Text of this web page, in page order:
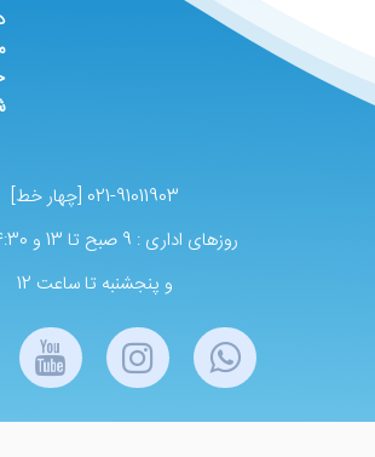
021-91011903 [چهار خط]
روزهای اداری : 9 صبح تا 13 و 14:30 تا 17
و پنجشنبه تا ساعت 12